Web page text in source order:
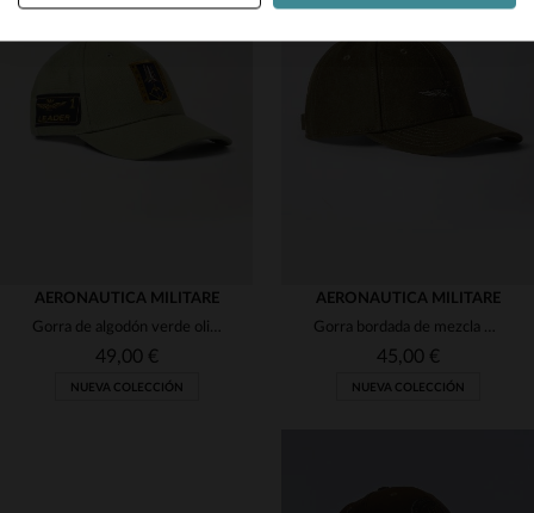
TALLAS DISPONIBLES
AERONAUTICA MILITARE
Gorra de algodón verde oliva con parches
49,00 €
NUEVA COLECCIÓN
AERONAUTICA MILITARE
Gorra bordada de mezcla de lana verde militar
45,00 €
NUEVA COLECCIÓN